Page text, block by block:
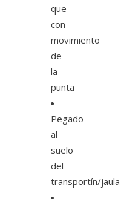
que
con
movimiento
de
la
punta
Pegado
al
suelo
del
transportín/jaula